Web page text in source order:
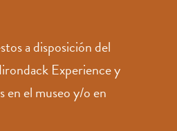
a disposición del
Experience y
en el museo y/o en